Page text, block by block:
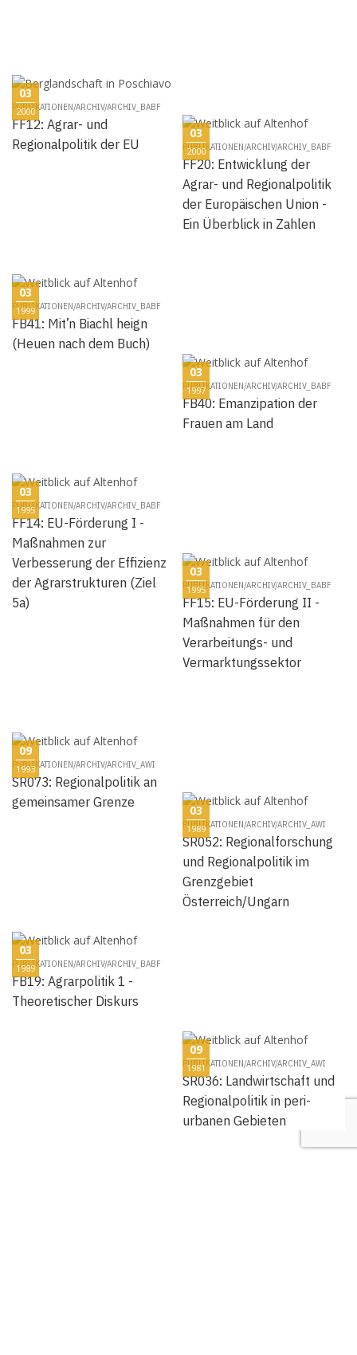
03
2000
PUBLIKATIONEN/ARCHIV/ARCHIV_BABF
FF12: Agrar- und
Regionalpolitik der EU
03
2000
PUBLIKATIONEN/ARCHIV/ARCHIV_BABF
FF20: Entwicklung der
Agrar- und Regionalpolitik
der Europäischen Union -
Ein Überblick in Zahlen
03
1999
PUBLIKATIONEN/ARCHIV/ARCHIV_BABF
FB41: Mit’n Biachl heign
(Heuen nach dem Buch)
03
1997
PUBLIKATIONEN/ARCHIV/ARCHIV_BABF
FB40: Emanzipation der
Frauen am Land
03
1995
PUBLIKATIONEN/ARCHIV/ARCHIV_BABF
FF14: EU-Förderung I -
Maßnahmen zur
Verbesserung der Effizienz
der Agrarstrukturen (Ziel
5a)
03
1995
PUBLIKATIONEN/ARCHIV/ARCHIV_BABF
FF15: EU-Förderung II -
Maßnahmen für den
Verarbeitungs- und
Vermarktungssektor
09
1993
PUBLIKATIONEN/ARCHIV/ARCHIV_AWI
SR073: Regionalpolitik an
gemeinsamer Grenze
03
1989
PUBLIKATIONEN/ARCHIV/ARCHIV_AWI
SR052: Regionalforschung
und Regionalpolitik im
Grenzgebiet
Österreich/Ungarn
03
1989
PUBLIKATIONEN/ARCHIV/ARCHIV_BABF
FB19: Agrarpolitik 1 -
Theoretischer Diskurs
09
1981
PUBLIKATIONEN/ARCHIV/ARCHIV_AWI
SR036: Landwirtschaft und
Regionalpolitik in peri-
urbanen Gebieten